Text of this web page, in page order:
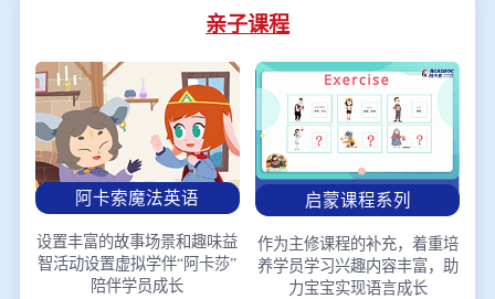
亲子课程
阿卡索魔法英语
设置丰富的故事场景和趣味益
智活动设置虚拟学伴“阿卡莎”
陪伴学员成长
启蒙课程系列
作为主修课程的补充，着重培
养学员学习兴趣内容丰富，助
力宝宝实现语言成长